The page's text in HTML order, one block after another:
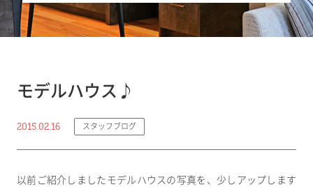
モデルハウス♪
2015.02.16 スタッフブログ
以前ご紹介しましたモデルハウスの写真を、少しアップします